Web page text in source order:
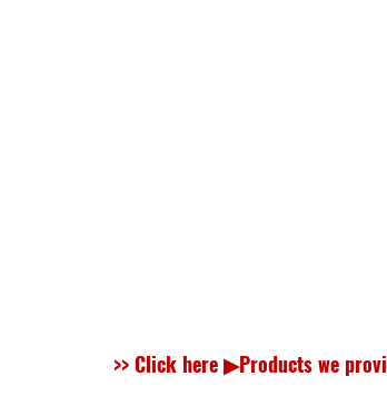
>> Click here ▶Products we